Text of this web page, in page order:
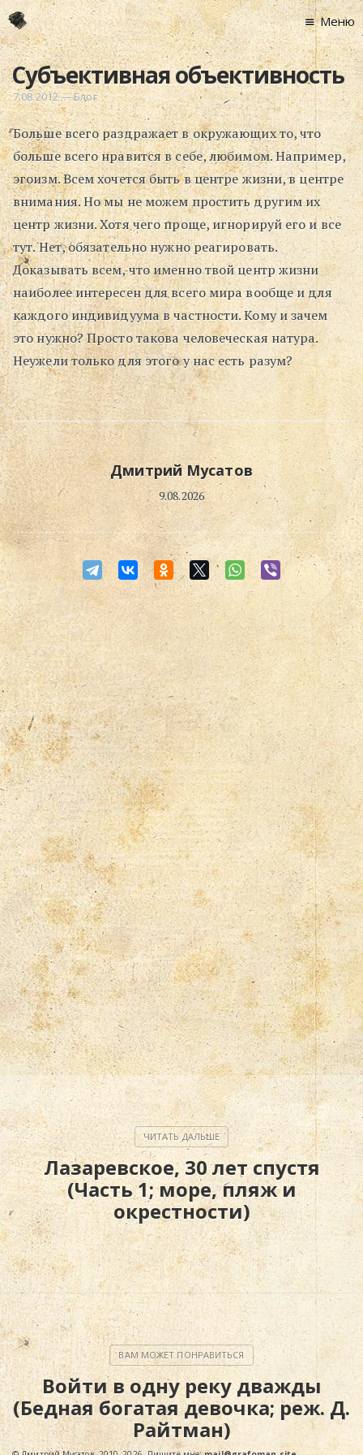
Главная
Новости
Графоманство
* Автотекст
*
* Хронограф
Арт-Рецензии
* Слушать
* Смотреть
* Читать
* По жизни
Блог
⋅
Поиск
Меню
Субъективная объективность
7.08.2012—Блог
Больше всего раздражает в окружающих то, что
больше всего нравится в себе, любимом. Например,
эгоизм. Всем хочется быть в центре жизни, в центре
внимания. Но мы не можем простить другим их
центр жизни. Хотя чего проще, игнорируй его и все
тут. Нет, обязательно нужно реагировать.
Доказывать всем, что именно твой центр жизни
наиболее интересен для всего мира вообще и для
каждого индивидуума в частности. Кому и зачем
это нужно? Просто такова человеческая натура.
Неужели только для этого у нас есть разум?
Дмитрий Мусатов
9.08.2026
Лазаревское, 30 лет спустя
(Часть 1; море, пляж и
окрестности)
Войти в одну реку дважды
(Бедная богатая девочка; реж. Д.
Райтман)